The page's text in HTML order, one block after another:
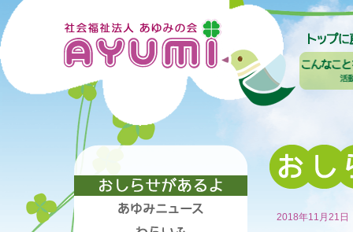
2018年11月21日